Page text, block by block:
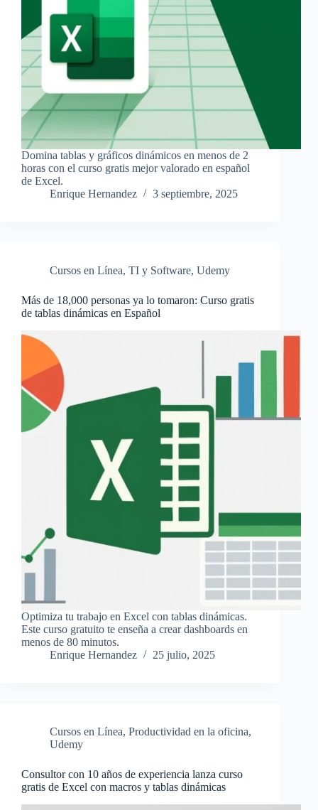
Domina tablas y gráficos dinámicos en menos de 2
horas con el curso gratis mejor valorado en español
de Excel.
Enrique Hernandez
3 septiembre, 2025
Cursos en Línea, TI y Software, Udemy
Más de 18,000 personas ya lo tomaron: Curso gratis
de tablas dinámicas en Español
Optimiza tu trabajo en Excel con tablas dinámicas.
Este curso gratuito te enseña a crear dashboards en
menos de 80 minutos.
Enrique Hernandez
25 julio, 2025
Cursos en Línea, Productividad en la oficina,
Udemy
Consultor con 10 años de experiencia lanza curso
gratis de Excel con macros y tablas dinámicas